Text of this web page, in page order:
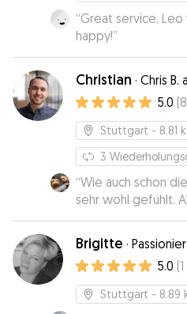
“Great service,
happy!”
Christian · Chris B.
5.0 (8
Stuttgart - 8.81
3
“Wie auch schon
sehr wohl gefühlt.
wir sind sehr
dass in der Nähe
Teddy auch mit
kann. Chris ist also
liebevoll mit seinen
strategisch sehr gut
Brigitte ·
5.0 (1
Stuttgart - 8.89